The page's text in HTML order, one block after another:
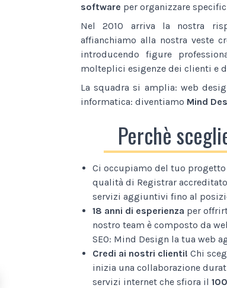
software per organizzare
Nel 2010 arriva la nostra
affianchiamo alla nostra veste
introducendo figure
molteplici esigenze dei clienti e
La squadra si amplia: web
informatica: diventiamo Mind
Perchè
Ci occupiamo del tuo progetto
qualità di Registrar
servizi aggiuntivi fino al
18 anni di esperienza per
nostro team è composto da
SEO: Mind Design la tua web
Credi ai nostri clienti! Chi
inizia una collaborazione
servizi internet che sfiora il